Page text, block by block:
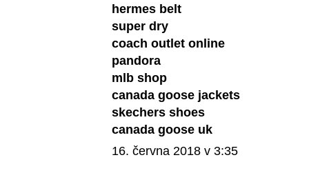
hermes belt
super dry
coach outlet online
pandora
mlb shop
canada goose jackets
skechers shoes
canada goose uk
16. června 2018 v 3:35